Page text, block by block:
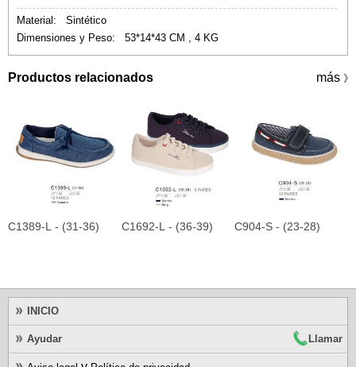
Material: Sintético
Dimensiones y Peso: 53*14*43 CM , 4 KG
Productos relacionados más 》
C1389-L - (31-36) C1692-L - (36-39) C904-S - (23-28)
INICIO
Ayudar Llamar